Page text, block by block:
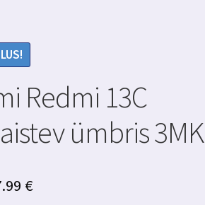
Redmi 13C
ümbris 3MK
€Praegune